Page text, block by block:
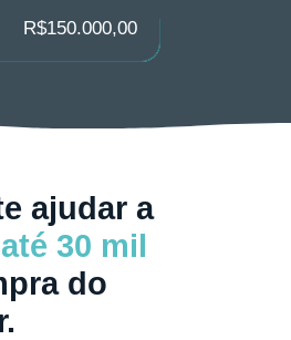
R$150.000,00
ajudar a
30 mil
do